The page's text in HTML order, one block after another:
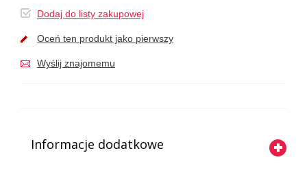
Dodaj do listy zakupowej
Oceń ten produkt jako pierwszy
Wyślij znajomemu
Informacje dodatkowe